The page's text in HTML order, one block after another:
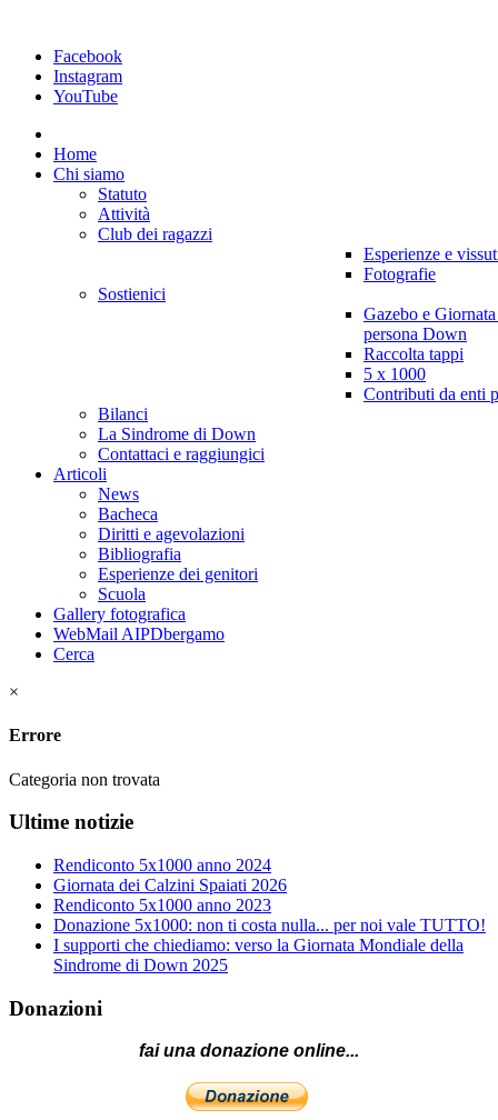
Facebook
Instagram
YouTube
Home
Chi siamo
Statuto
Attività
Club dei ragazzi
Esperienze e
Fotografie
Sostienici
Gazebo e
persona Down
Raccolta tappi
5 x 1000
Contributi da enti
Bilanci
La Sindrome di Down
Contattaci e raggiungici
Articoli
News
Bacheca
Diritti e agevolazioni
Bibliografia
Esperienze dei genitori
Scuola
Gallery fotografica
WebMail AIPDbergamo
Cerca
×
Errore
Categoria non trovata
Ultime notizie
Rendiconto 5x1000 anno 2024
Giornata dei Calzini Spaiati 2026
Rendiconto 5x1000 anno 2023
Donazione 5x1000: non ti costa nulla... per noi vale TUTTO!
I supporti che chiediamo: verso la Giornata Mondiale della
Sindrome di Down 2025
Donazioni
fai una donazione online...